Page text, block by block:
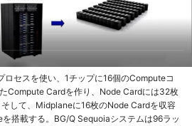
セスを使い、1チップに16個のComputeコ
Compute Cardを作り、Node Cardには32枚
して、Midplaneに16枚のNode Cardを収容
搭載する。BG/Q Sequoiaシステムは96ラッ